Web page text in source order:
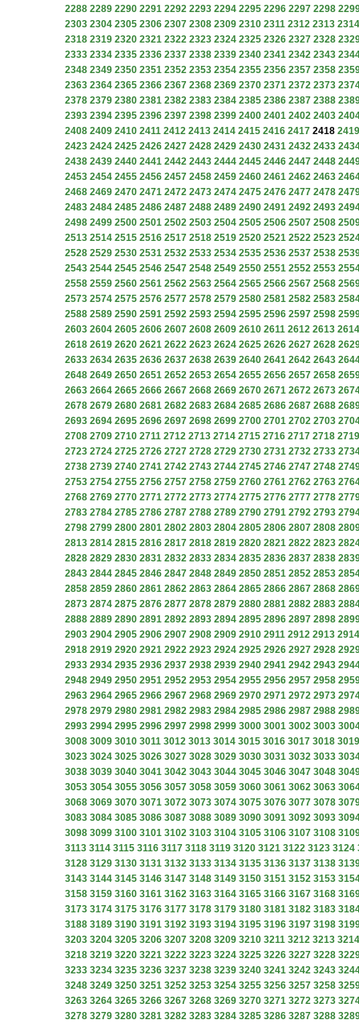
2288 2289 2290 2291 2292 2293 2294 2295 2296 2297 2298
2303 2304 2305 2306 2307 2308 2309 2310 2311 2312 2313 2314
2318 2319 2320 2321 2322 2323 2324 2325 2326 2327 2328
2333 2334 2335 2336 2337 2338 2339 2340 2341 2342 2343
2348 2349 2350 2351 2352 2353 2354 2355 2356 2357 2358
2363 2364 2365 2366 2367 2368 2369 2370 2371 2372 2373
2378 2379 2380 2381 2382 2383 2384 2385 2386 2387 2388
2393 2394 2395 2396 2397 2398 2399 2400 2401 2402 2403
2408 2409 2410 2411 2412 2413 2414 2415 2416 2417 2418 2419
2423 2424 2425 2426 2427 2428 2429 2430 2431 2432 2433
2438 2439 2440 2441 2442 2443 2444 2445 2446 2447 2448
2453 2454 2455 2456 2457 2458 2459 2460 2461 2462 2463
2468 2469 2470 2471 2472 2473 2474 2475 2476 2477 2478
2483 2484 2485 2486 2487 2488 2489 2490 2491 2492 2493
2498 2499 2500 2501 2502 2503 2504 2505 2506 2507 2508
2513 2514 2515 2516 2517 2518 2519 2520 2521 2522 2523
2528 2529 2530 2531 2532 2533 2534 2535 2536 2537 2538
2543 2544 2545 2546 2547 2548 2549 2550 2551 2552 2553
2558 2559 2560 2561 2562 2563 2564 2565 2566 2567 2568
2573 2574 2575 2576 2577 2578 2579 2580 2581 2582 2583
2588 2589 2590 2591 2592 2593 2594 2595 2596 2597 2598
2603 2604 2605 2606 2607 2608 2609 2610 2611 2612 2613 2614
2618 2619 2620 2621 2622 2623 2624 2625 2626 2627 2628
2633 2634 2635 2636 2637 2638 2639 2640 2641 2642 2643
2648 2649 2650 2651 2652 2653 2654 2655 2656 2657 2658
2663 2664 2665 2666 2667 2668 2669 2670 2671 2672 2673
2678 2679 2680 2681 2682 2683 2684 2685 2686 2687 2688
2693 2694 2695 2696 2697 2698 2699 2700 2701 2702 2703
2708 2709 2710 2711 2712 2713 2714 2715 2716 2717 2718 2719
2723 2724 2725 2726 2727 2728 2729 2730 2731 2732 2733
2738 2739 2740 2741 2742 2743 2744 2745 2746 2747 2748
2753 2754 2755 2756 2757 2758 2759 2760 2761 2762 2763
2768 2769 2770 2771 2772 2773 2774 2775 2776 2777 2778
2783 2784 2785 2786 2787 2788 2789 2790 2791 2792 2793
2798 2799 2800 2801 2802 2803 2804 2805 2806 2807 2808
2813 2814 2815 2816 2817 2818 2819 2820 2821 2822 2823
2828 2829 2830 2831 2832 2833 2834 2835 2836 2837 2838
2843 2844 2845 2846 2847 2848 2849 2850 2851 2852 2853
2858 2859 2860 2861 2862 2863 2864 2865 2866 2867 2868
2873 2874 2875 2876 2877 2878 2879 2880 2881 2882 2883
2888 2889 2890 2891 2892 2893 2894 2895 2896 2897 2898
2903 2904 2905 2906 2907 2908 2909 2910 2911 2912 2913 2914
2918 2919 2920 2921 2922 2923 2924 2925 2926 2927 2928
2933 2934 2935 2936 2937 2938 2939 2940 2941 2942 2943
2948 2949 2950 2951 2952 2953 2954 2955 2956 2957 2958
2963 2964 2965 2966 2967 2968 2969 2970 2971 2972 2973
2978 2979 2980 2981 2982 2983 2984 2985 2986 2987 2988
2993 2994 2995 2996 2997 2998 2999 3000 3001 3002 3003
3008 3009 3010 3011 3012 3013 3014 3015 3016 3017 3018 3019
3023 3024 3025 3026 3027 3028 3029 3030 3031 3032 3033
3038 3039 3040 3041 3042 3043 3044 3045 3046 3047 3048
3053 3054 3055 3056 3057 3058 3059 3060 3061 3062 3063
3068 3069 3070 3071 3072 3073 3074 3075 3076 3077 3078
3083 3084 3085 3086 3087 3088 3089 3090 3091 3092 3093
3098 3099 3100 3101 3102 3103 3104 3105 3106 3107 3108
3113 3114 3115 3116 3117 3118 3119 3120 3121 3122 3123 3124
3128 3129 3130 3131 3132 3133 3134 3135 3136 3137 3138
3143 3144 3145 3146 3147 3148 3149 3150 3151 3152 3153
3158 3159 3160 3161 3162 3163 3164 3165 3166 3167 3168
3173 3174 3175 3176 3177 3178 3179 3180 3181 3182 3183
3188 3189 3190 3191 3192 3193 3194 3195 3196 3197 3198
3203 3204 3205 3206 3207 3208 3209 3210 3211 3212 3213 3214
3218 3219 3220 3221 3222 3223 3224 3225 3226 3227 3228
3233 3234 3235 3236 3237 3238 3239 3240 3241 3242 3243
3248 3249 3250 3251 3252 3253 3254 3255 3256 3257 3258
3263 3264 3265 3266 3267 3268 3269 3270 3271 3272 3273
3278 3279 3280 3281 3282 3283 3284 3285 3286 3287 3288